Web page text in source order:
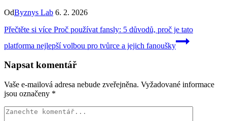
OdByznys Lab 6. 2. 2026
Přečtěte si více Proč používat fansly: 5 důvodů, proč je tato
platforma nejlepší volbou pro tvůrce a jejich fanoušky
Napsat komentář
Vaše e-mailová adresa nebude zveřejněna. Vyžadované informace
jsou označeny *